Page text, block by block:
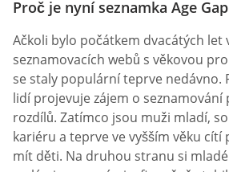
Proč je nyní seznamka Age
Ačkoli bylo počátkem dvacátých let
seznamovacích webů s věkovou
se staly populární teprve nedávno.
lidí projevuje zájem o seznamování
rozdílů. Zatímco jsou muži mladí,
kariéru a teprve ve vyšším věku cítí
mít děti. Na druhou stranu si